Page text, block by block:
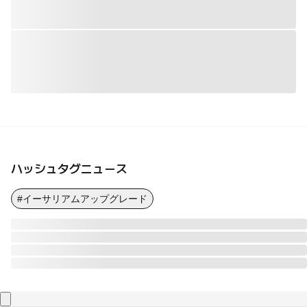
ハッシュタグニュース
#イーサリアムアップグレード